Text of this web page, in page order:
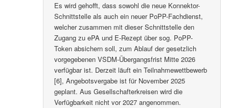
Es wird gehofft, dass sowohl die neue Konnektor-
Schnittstelle als auch ein neuer PoPP-Fachdienst,
welcher zusammen mit dieser Schnittstelle den
Zugang zu ePA und E-Rezept über sog. PoPP-
Token absichern soll, zum Ablauf der gesetzlich
vorgegebenen VSDM-Übergangsfrist Mitte 2026
verfügbar ist. Derzeit läuft ein Teilnahmewettbewerb
[6], Angebotsvergabe ist für November 2025
geplant. Aus Gesellschafterkreisen wird die
Verfügbarkeit nicht vor 2027 angenommen.